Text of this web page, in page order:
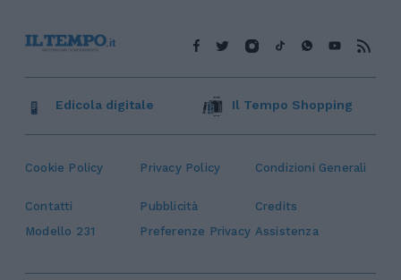
Cookie Policy Privacy Policy Condizioni Generali
Contatti Pubblicità
Credits
Modello 231
Preferenze Privacy Assistenza
Edicola digitale Il Tempo Shopping